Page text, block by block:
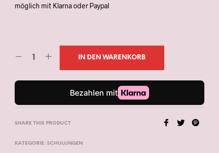
möglich mit Klarna oder Paypal
IN DEN WARENKORB
SHARE THIS PRODUCT
KATEGORIE: SCHULUNGEN